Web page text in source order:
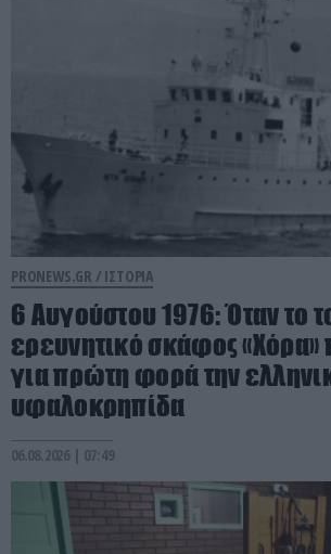
PRONEWS.GR / ΙΣΤΟΡΙΑ
6 Αυγούστου 1976: Όταν το
ερευνητικό σκάφος «Χόρα»
για πρώτη φορά την
υφαλοκρηπίδα
06.08.2026 | 07:49